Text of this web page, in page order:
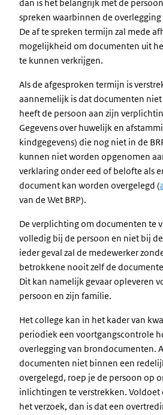
dan is het belangrijk met de
spreken waarbinnen de
De af te spreken termijn zal mede
mogelijkheid om documenten uit
te kunnen verkrijgen.
Als de afgesproken termijn is
aannemelijk is dat documenten
heeft de persoon aan zijn
Gegevens over huwelijk en
kindgegevens) die nog niet in de
kunnen niet worden opgenomen
verklaring onder eed of belofte als
document kan worden overgelegd (
van de Wet BRP).
De verplichting om documenten te
volledig bij de persoon en niet bij de
ieder geval zal de medewerker
betrokkene nooit zelf de
Dit kan namelijk gevaar opleveren
persoon en zijn familie.
Het college kan in het kader van
periodiek een voortgangscontrole
overlegging van brondocumenten.
documenten niet binnen een
overgelegd, roep je de persoon op
inlichtingen te verstrekken. Voldoet
het verzoek, dan is dat een